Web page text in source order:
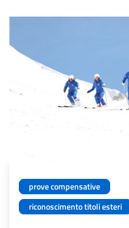
prove compensative
riconoscimento titoli esteri